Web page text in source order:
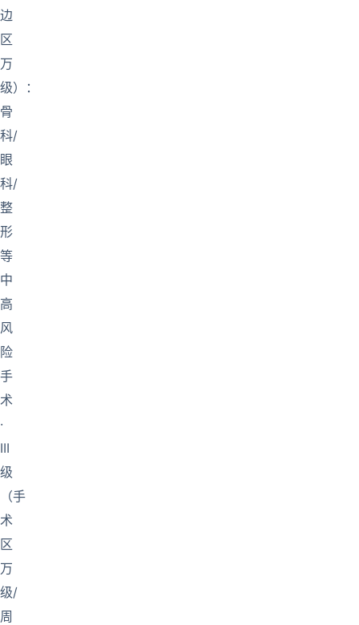
边
区
万
级）：
骨
科/
眼
科/
整
形
等
中
高
风
险
手
术
·
III
级
（手
术
区
万
级/
周